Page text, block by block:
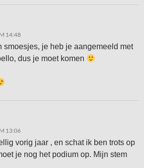
14:48
smoesjes, je heb je aangemeeld met
dus je moet komen
13:06
vorig jaar , en schat ik ben trots op
je nog het podium op. Mijn stem